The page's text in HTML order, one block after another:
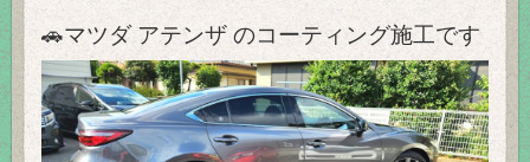
🚗マツダ アテンザ のコーティング施工です